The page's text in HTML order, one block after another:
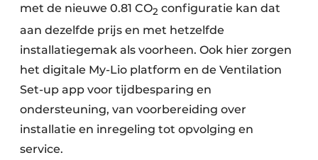
met de nieuwe 0.81 CO2 configuratie kan dat
aan dezelfde prijs en met hetzelfde
installatiegemak als voorheen. Ook hier zorgen
het digitale My-Lio platform en de Ventilation
Set-up app voor tijdbesparing en
ondersteuning, van voorbereiding over
installatie en inregeling tot opvolging en
service.